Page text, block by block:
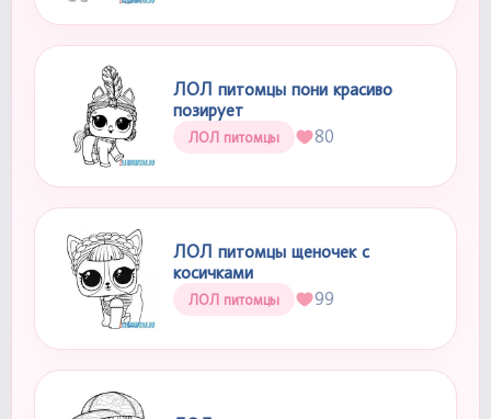
ЛОЛ питомцы пони красиво
позирует
ЛОЛ питомцы 80
ЛОЛ питомцы щеночек с
косичками
ЛОЛ питомцы 99